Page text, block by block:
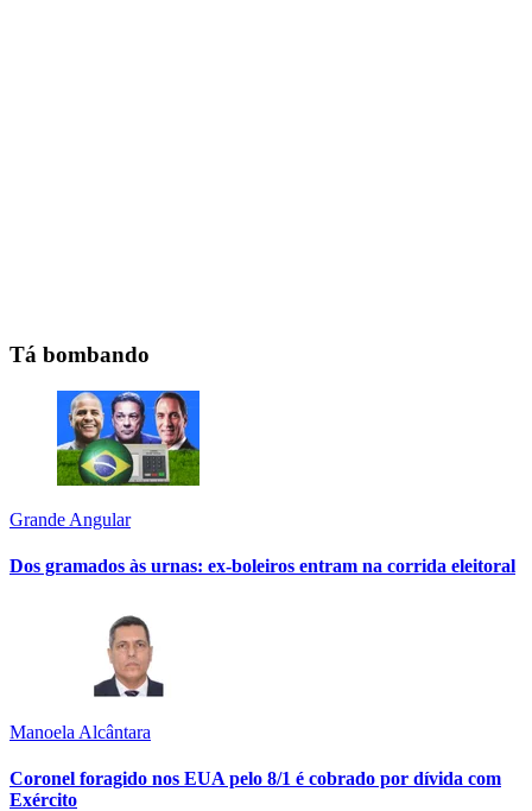
Tá bombando
Grande Angular
Dos gramados às urnas: ex-boleiros entram na corrida eleitoral
Manoela Alcântara
Coronel foragido nos EUA pelo 8/1 é cobrado por dívida com
Exército